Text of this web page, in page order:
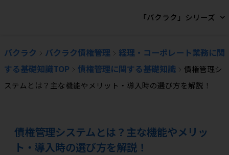
「バクラク」シリーズ
バクラク バクラク債権管理
経理・コーポレート業務に関
する基礎知識TOP
債権管理に関する基礎知識
債権管理シ
ステムとは？主な機能やメリット・導入時の選び方を解説！
債権管理システムとは？主な機能やメリッ
ト・導入時の選び方を解説！